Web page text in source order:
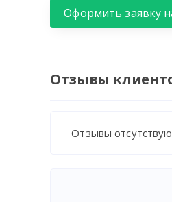
Оформить заявку
Отзывы
Отзывы